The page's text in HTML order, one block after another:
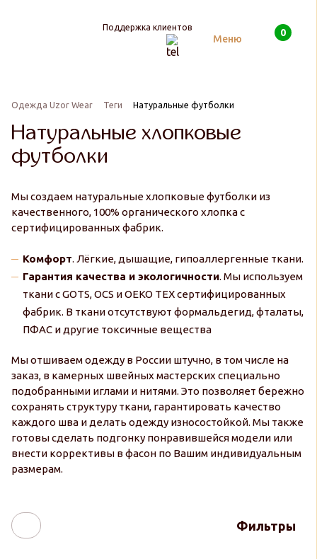
Поддержка клиентов
Меню
Поиск 0
Одежда Uzor Wear Теги Натуральные футболки
Натуральные хлопковые
футболки
Мы создаем натуральные хлопковые футболки из
качественного, 100% органического хлопка с
сертифицированных фабрик.
Комфорт. Лёгкие, дышащие, гипоаллергенные ткани.
Гарантия качества и экологичности. Мы используем
ткани с GOTS, OCS и OEKO TEX сертифицированных
фабрик. В ткани отсутствуют формальдегид, фталаты,
ПФАС и другие токсичные вещества
Мы отшиваем одежду в России штучно, в том числе на
заказ, в камерных швейных мастерских специально
подобранными иглами и нитями. Это позволяет бережно
сохранять структуру ткани, гарантировать качество
каждого шва и делать одежду износостойкой. Мы также
готовы сделать подгонку понравившейся модели или
внести коррективы в фасон по Вашим индивидуальным
размерам.
Фильтры